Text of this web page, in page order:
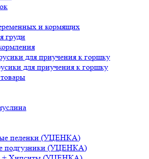
и кормящих
груди
для приучения к горшку
для приучения к горшку
пеленки (УЦЕНКА)
подгузники (УЦЕНКА)